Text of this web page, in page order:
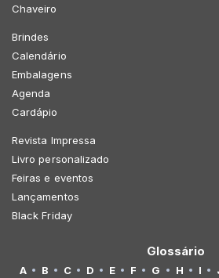
Chaveiro
Brindes
Calendário
Embalagens
Agenda
Cardápio
Revista Impressa
Livro personalizado
Feiras e eventos
Lançamentos
Black Friday
Glossário
A B C D E F G H I